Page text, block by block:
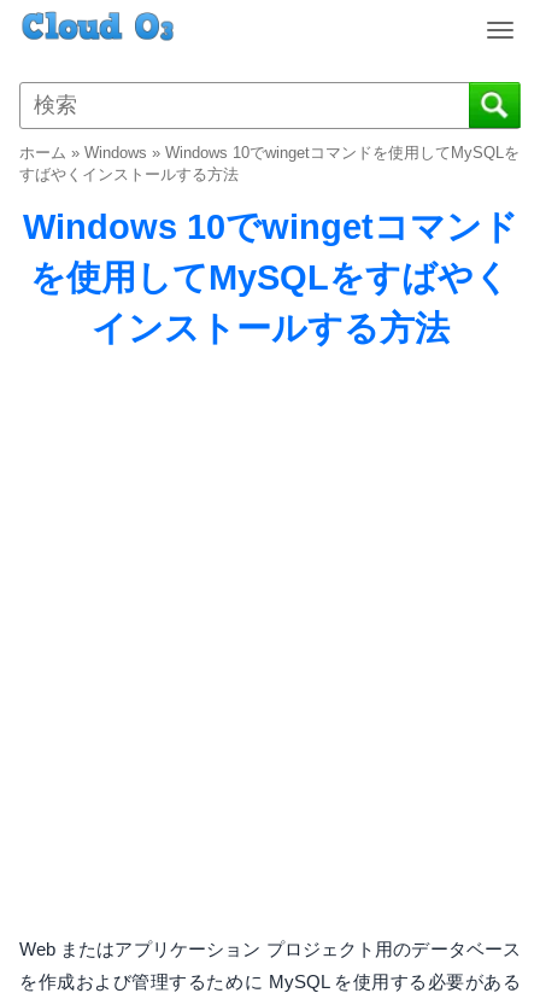
T
g
g
e
a
ホーム » Windows » Windows 10でwingetコマンドを使用してMySQLを
すばやくインストールする方法
Windows 10でwingetコマンド
を使用してMySQLをすばやく
インストールする方法
Web またはアプリケーション プロジェクト用のデータベース
を作成および管理するために MySQL を使用する必要がある